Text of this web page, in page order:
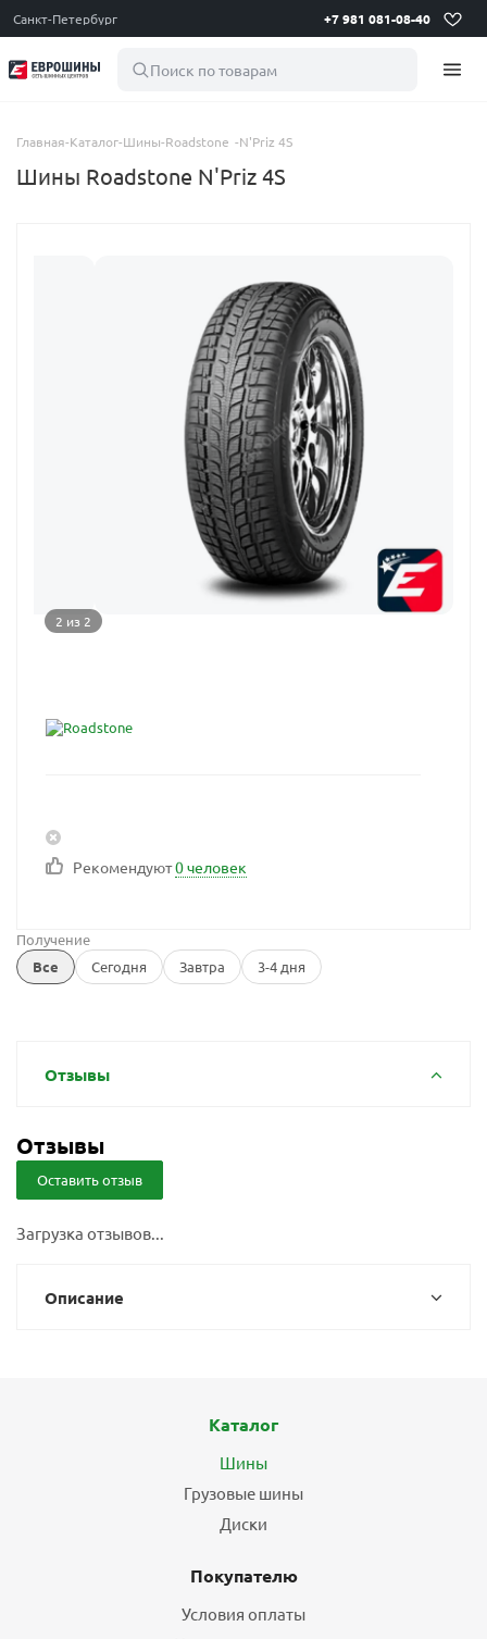
Санкт-Петербург +7 981 081-08-40
Поиск по товарам
Главная-Каталог-Шины-Roadstone -N'Priz 4S
Шины Roadstone N'Priz 4S
2 из 2
Рекомендуют0 человек
Получение
Все
Сегодня Завтра 3-4 дня
Отзывы
Отзывы
Оставить отзыв
Загрузка отзывов...
Описание
Каталог
Шины
Грузовые шины
Диски
Покупателю
Условия оплаты